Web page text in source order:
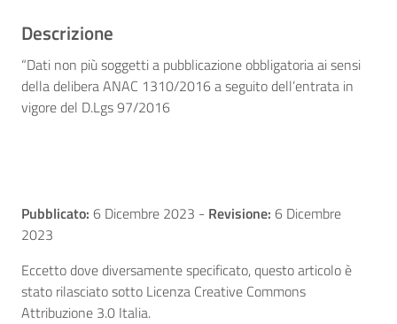
Descrizione
“Dati non più soggetti a pubblicazione obbligatoria ai sensi
della delibera ANAC 1310/2016 a seguito dell’entrata in
vigore del D.Lgs 97/2016
Pubblicato: 6 Dicembre 2023 - Revisione: 6 Dicembre
2023
Eccetto dove diversamente specificato, questo articolo è
stato rilasciato sotto Licenza Creative Commons
Attribuzione 3.0 Italia.